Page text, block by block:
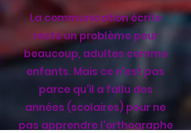
La communication écrite
reste un problème pour
beaucoup, adultes comme
enfants. Mais ce n'est pas
parce qu'il a fallu des
années (scolaires) pour ne
pas apprendre l'orthographe